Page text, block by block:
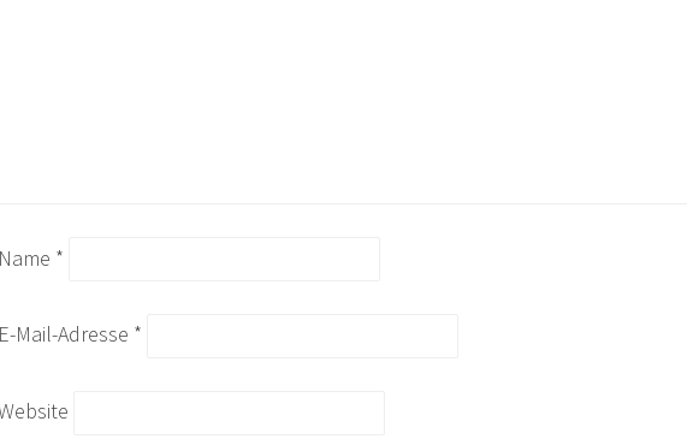
Name *
E-Mail-Adresse *